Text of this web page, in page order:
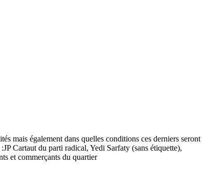
mais également dans quelles conditions ces derniers seront
Cartaut du parti radical, Yedi Sarfaty (sans étiquette),
et commerçants du quartier